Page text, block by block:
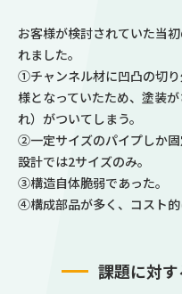
お客様が検討されていた当
れました。
①チャンネル材に凹凸の切
様となっていたため、塗装
れ）がついてしまう。
②一定サイズのパイプしか
設計では2サイズのみ。
③構造自体脆弱であった。
④構成部品が多く、コスト的
課題に対